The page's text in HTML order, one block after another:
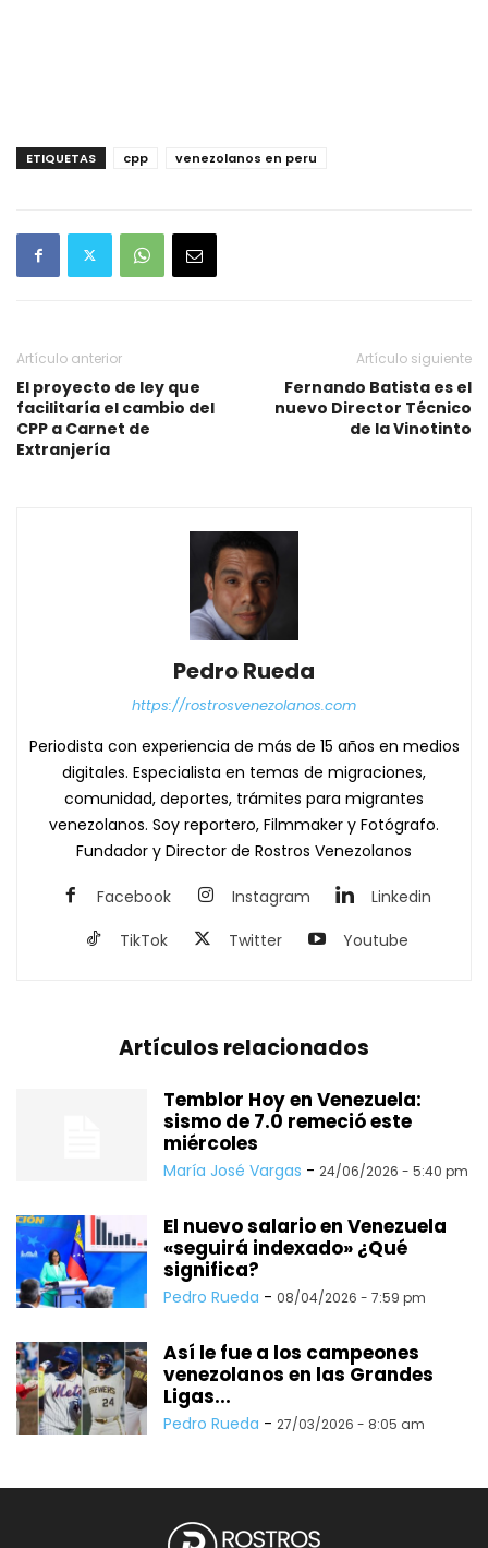
ETIQUETAS cpp venezolanos en peru
Artículo anterior
El proyecto de ley que
facilitaría el cambio del
CPP a Carnet de
Extranjería
Artículo siguiente
Fernando Batista es el
nuevo Director Técnico
de la Vinotinto
Pedro Rueda
https://rostrosvenezolanos.com
Periodista con experiencia de más de 15 años en medios
digitales. Especialista en temas de migraciones,
comunidad, deportes, trámites para migrantes
venezolanos. Soy reportero, Filmmaker y Fotógrafo.
Fundador y Director de Rostros Venezolanos
Facebook Instagram
Linkedin
TikTok
Twitter Youtube
Artículos relacionados
Temblor Hoy en Venezuela:
sismo de 7.0 remeció este
miércoles
María José Vargas - 24/06/2026 - 5:40 pm
El nuevo salario en Venezuela
«seguirá indexado» ¿Qué
significa?
Pedro Rueda - 08/04/2026 - 7:59 pm
Así le fue a los campeones
venezolanos en las Grandes
Ligas...
Pedro Rueda - 27/03/2026 - 8:05 am